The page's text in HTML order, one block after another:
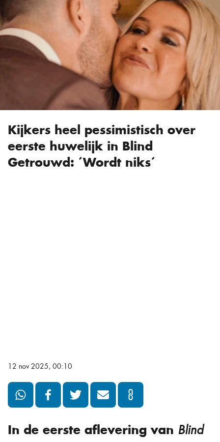
Kijkers heel pessimistisch over
eerste huwelijk in Blind
Getrouwd: ´Wordt niks´
12 nov 2025, 00:10
In de eerste aflevering van Blind